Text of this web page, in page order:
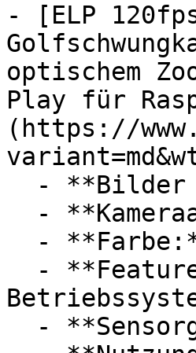
- [ELP 120fps
optischem
Play für
(https://